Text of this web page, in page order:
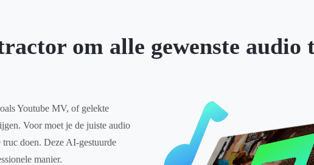
om alle gewenste audio
Youtube MV, of gelekte
Voor moet je de juiste audio
doen. Deze AI-gestuurde
manier.